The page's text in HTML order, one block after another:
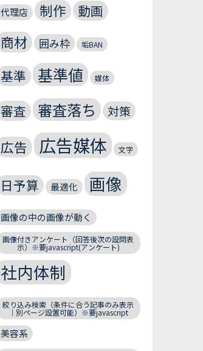
代理店 制作 動画
商材 囲み枠 垢BAN
基準 基準値 媒体
審査 審査落ち 対策
広告 広告媒体 文字
日予算 最適化 画像
画像の中の画像が動く
画像付きアンケート（回答後次の設問表
示）※要javascript(アンケート)
社内体制
絞り込み検索（条件に合う記事のみ表示
｜別ページ設置可能）※要javascript
美容系